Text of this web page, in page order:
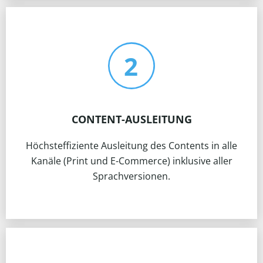
CONTENT-AUSLEITUNG
Höchsteffiziente Ausleitung des Contents in alle
Kanäle (Print und E-Commerce) inklusive aller
Sprachversionen.